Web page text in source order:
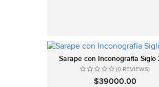
Sarape con Inconografía Siglo
(0 REVIEWS)
$39000.00